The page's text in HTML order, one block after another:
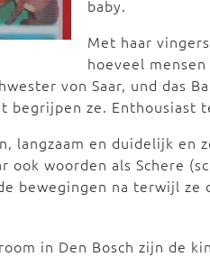
baby.
Met haar
hoeveel
von Saar, und das
begrijpen ze. Enthousiast
langzaam en duidelijk en
ook woorden als Schere
bewegingen na terwijl ze
in Den Bosch zijn de